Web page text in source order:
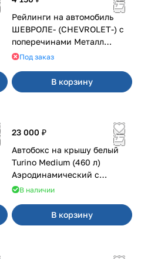
Рейлинги на автомобиль
ШЕВРОЛЕ- (CHEVROLET-) с
поперечинами Металл
Дизайн
Под заказ
В корзину
23 000 ₽
Автобокс на крышу белый
Turino Medium (460 л)
Аэродинамический с
двусторонним открыванием
В наличии
В корзину